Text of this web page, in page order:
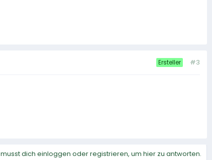
Ersteller #3
musst dich einloggen oder registrieren, um hier zu antworten.